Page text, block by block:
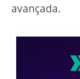
avançada.